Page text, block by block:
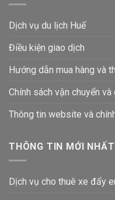
Dịch vụ du lịch Huế
Điều kiện giao dịch
Hướng dẫn mua hàng và
Chính sách vận chuyển và
Thông tin website và
THÔNG TIN MỚI NHẤT
Dịch vụ cho thuê xe đẩy